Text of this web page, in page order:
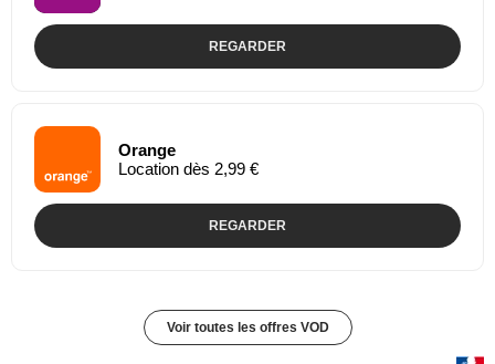
REGARDER
Orange
Location dès 2,99 €
REGARDER
Voir toutes les offres VOD